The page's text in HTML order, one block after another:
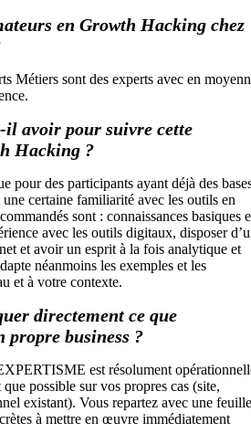
en Growth Hacking chez
Métiers sont des experts avec en
avoir pour suivre cette
Hacking ?
pour des participants ayant déjà des
certaine familiarité avec les outils en
sont : connaissances basiques
avec les outils digitaux, disposer
et avoir un esprit à la fois analytique et
néanmoins les exemples et les
et à votre contexte.
directement ce que
propre business ?
est résolument
possible sur vos propres cas (site,
existant). Vous repartez avec une feuille
à mettre en œuvre immédiatement